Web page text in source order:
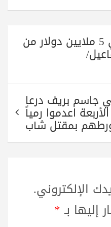
محتال سعودي يجني 5 ملايين دولار من
جاسم بريف درعا
اعدموا رمياً
بمقتل شاب
الإلكتروني.
إليها بـ*